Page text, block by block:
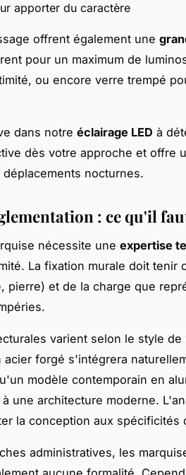
apporter du caractère
offrent également une
pour un maximum de
ou encore verre trempé
dans notre éclairage LED à
dès votre approche et offre
nocturnes.
: ce qu'il
nécessite une expertise
La fixation murale doit tenir
pierre) et de la charge que
varient selon le style
acier forgé s'intégrera
modèle contemporain en
une architecture moderne.
la conception aux spécificités
administratives, les